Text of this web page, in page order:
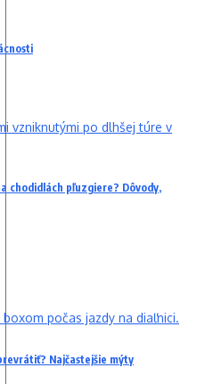
chodidlách pľuzgiere? Dôvody,
Najčastejšie mýty